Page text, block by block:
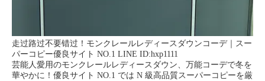
走过路过不要错过！モンクレールレディースダウンコーデ｜スー
パーコピー優良サイト NO.1 LINE ID:hxp1111
芸能人愛用のモンクレールレディースダウン、万能コーデで冬を
華やかに！優良サイト NO.1 では N 級高品質スーパーコピーを厳